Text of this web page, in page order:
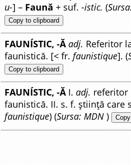
u-] – Faună + suf.-istic. (
Copy to clipboard
FAUNÍSTIC, -Ă adj. Referitor
faunistică. [< fr. faunistique]. (
Copy to clipboard
FAUNÍSTIC, -ĂI.adj. referitor
faunistică. II. s. f. știință care
faunistique) (Sursa: MDN )